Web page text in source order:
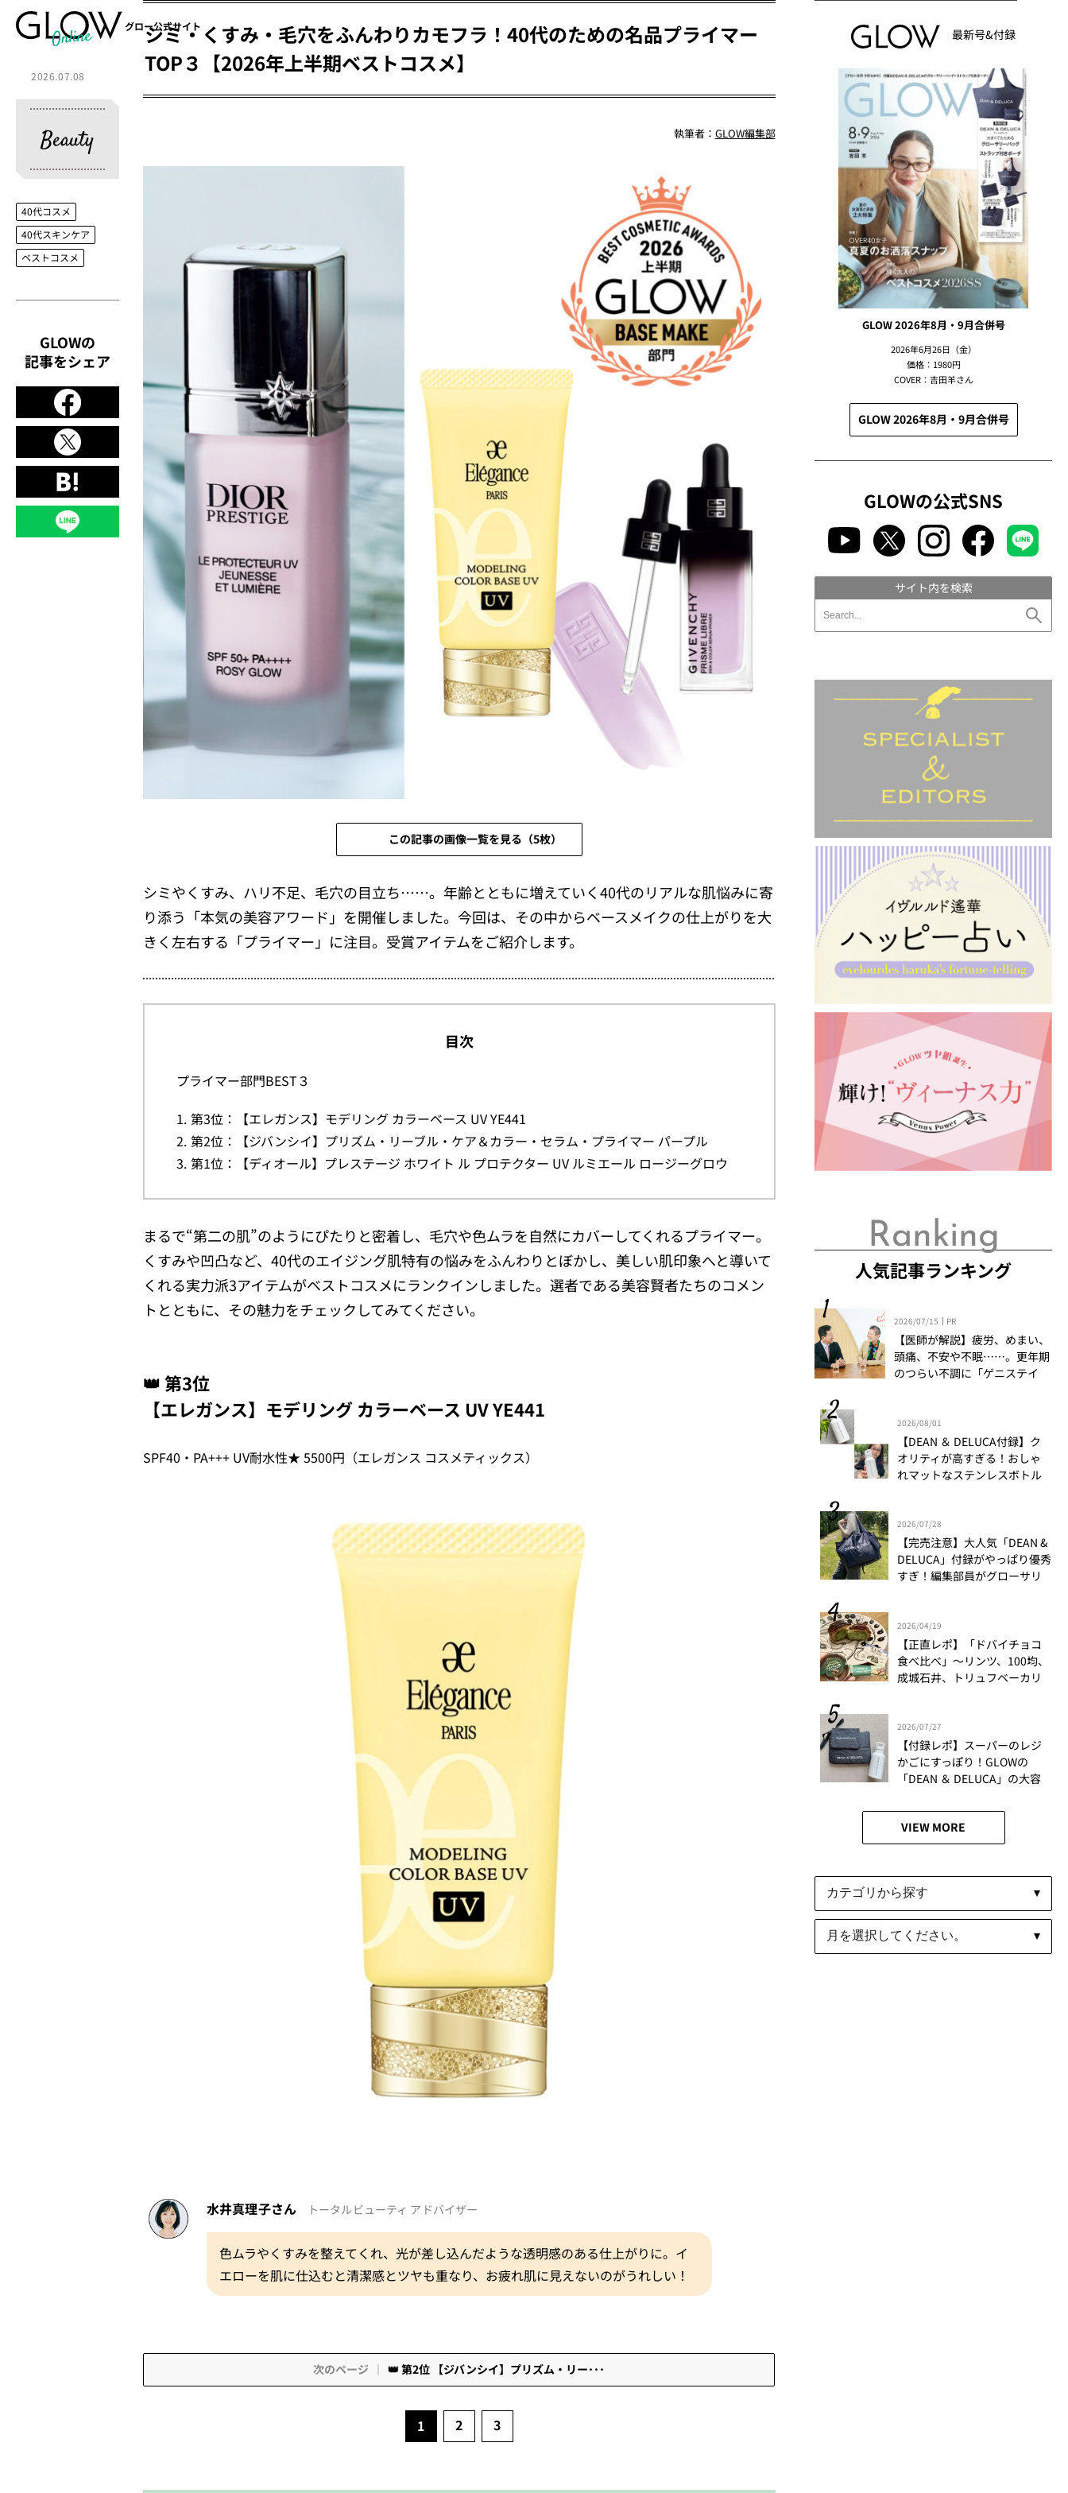
グロー公式サイト
2026.07.08
Beauty
40代コスメ
40代スキンケア
ベストコスメ
GLOWの
記事をシェア
シミ・くすみ・毛穴をふんわりカモフラ！40代のための名品プライマー
TOP３【2026年上半期ベストコスメ】
執筆者： GLOW編集部
この記事の画像一覧を見る（5枚）
シミやくすみ、ハリ不足、毛穴の目立ち……。年齢とともに増えていく40代のリアルな肌悩みに寄
り添う「本気の美容アワード」を開催しました。今回は、その中からベースメイクの仕上がりを大
きく左右する「プライマー」に注目。受賞アイテムをご紹介します。
目次
プライマー部門BEST３
第3位：【エレガンス】モデリング カラーベース UV YE441
第2位：【ジバンシイ】プリズム・リーブル・ケア＆カラー・セラム・プライマー パープル
第1位：【ディオール】プレステージ ホワイト ル プロテクター UV ルミエール ロージーグロウ
まるで“第二の肌”のようにぴたりと密着し、毛穴や色ムラを自然にカバーしてくれるプライマー。
くすみや凹凸など、40代のエイジング肌特有の悩みをふんわりとぼかし、美しい肌印象へと導いて
くれる実力派3アイテムがベストコスメにランクインしました。選者である美容賢者たちのコメン
トとともに、その魅力をチェックしてみてください。
👑 第3位
【エレガンス】モデリング カラーベース UV YE441
SPF40・PA+++ UV耐水性★ 5500円（エレガンス コスメティックス）
水井真理子さん トータルビューティ アドバイザー
色ムラやくすみを整えてくれ、光が差し込んだような透明感のある仕上がりに。イ
エローを肌に仕込むと清潔感とツヤも重なり、お疲れ肌に見えないのがうれしい！
次のページ 👑 第2位 【ジバンシイ】プリズム・リー･･･
1 2 3
最新号&付録
GLOW 2026年8月・9月合併号
2026年6月26日（金）
価格：1980円
COVER：吉田羊さん
GLOW 2026年8月・9月合併号
GLOWの公式SNS
サイト内を検索
Ranking
人気記事ランキング
2026/07/15 PR
【医師が解説】疲労、めまい、
頭痛、不安や不眠……。更年期
のつらい不調に「ゲニステイ
2026/08/01
【DEAN ＆ DELUCA付録】ク
オリティが高すぎる！おしゃ
れマットなステンレスボトル
2026/07/28
【完売注意】大人気「DEAN &
DELUCA」付録がやっぱり優秀
すぎ！編集部員がグローサリ
2026/04/19
【正直レポ】「ドバイチョコ
食べ比べ」～リンツ、100均、
成城石井、トリュフベーカリ
2026/07/27
【付録レポ】スーパーのレジ
かごにすっぽり！GLOWの
「DEAN ＆ DELUCA」の大容
がやき隊 池田愛未
VIEW MORE